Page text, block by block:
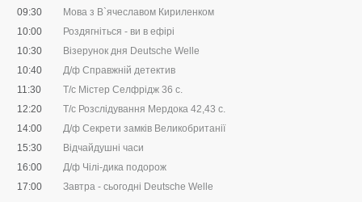
09:30
Мова з В`ячеславом Кириленком
10:00
Роздягніться - ви в ефірі
10:30
Візерунок дня Deutsche Welle
10:40
Д/ф Справжній детектив
11:30
Т/с Містер Селфрідж 36 с.
12:20
Т/с Розслідування Мердока 42,43 c.
14:00
Д/ф Секрети замків Великобританії
15:30
Відчайдушні часи
16:00
Д/ф Чілі-дика подорож
17:00
Завтра - сьогодні Deutsche Welle